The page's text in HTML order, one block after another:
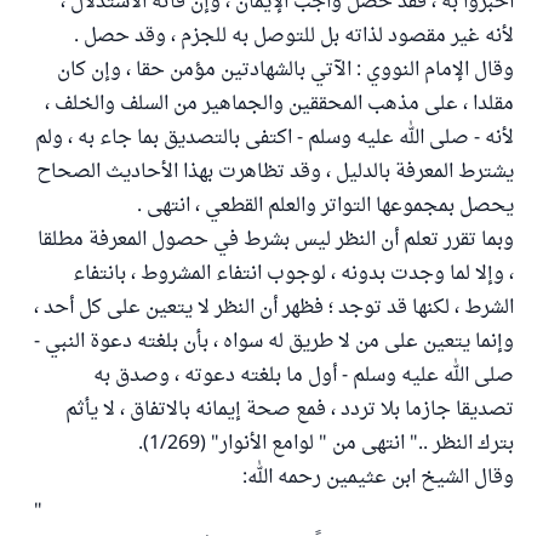
لأنه غير مقصود لذاته بل للتوصل به للجزم ، وقد حصل .
وقال الإمام النووي : الآتي بالشهادتين مؤمن حقا ، وإن كان
مقلدا ، على مذهب المحققين والجماهير من السلف والخلف ،
لأنه - صلى الله عليه وسلم - اكتفى بالتصديق بما جاء به ، ولم
يشترط المعرفة بالدليل ، وقد تظاهرت بهذا الأحاديث الصحاح
يحصل بمجموعها التواتر والعلم القطعي ، انتهى .
وبما تقرر تعلم أن النظر ليس بشرط في حصول المعرفة مطلقا
، وإلا لما وجدت بدونه ، لوجوب انتفاء المشروط ، بانتفاء
الشرط ، لكنها قد توجد ؛ فظهر أن النظر لا يتعين على كل أحد ،
وإنما يتعين على من لا طريق له سواه ، بأن بلغته دعوة النبي -
صلى الله عليه وسلم - أول ما بلغته دعوته ، وصدق به
تصديقا جازما بلا تردد ، فمع صحة إيمانه بالاتفاق ، لا يأثم
بترك النظر .." انتهى من " لوامع الأنوار" (1/269).
وقال الشيخ ابن عثيمين رحمه الله:
"